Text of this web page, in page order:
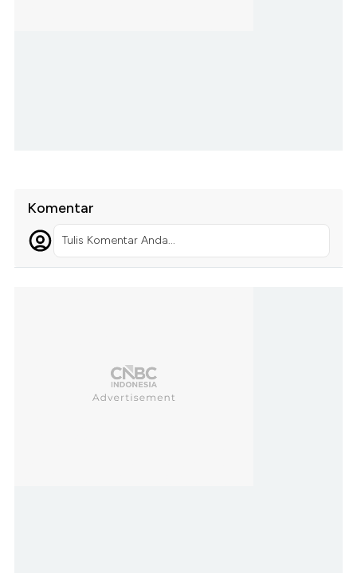
Komentar
Tulis Komentar Anda...